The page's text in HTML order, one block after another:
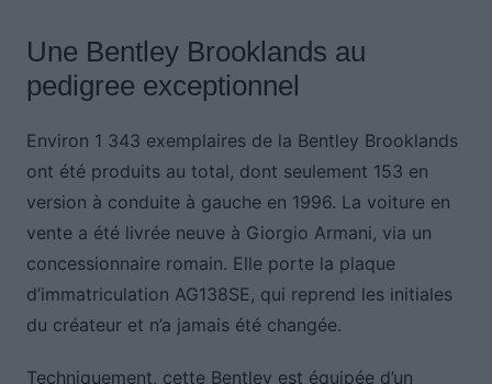
Une Bentley Brooklands au
pedigree exceptionnel
Environ 1 343 exemplaires de la Bentley Brooklands
ont été produits au total, dont seulement 153 en
version à conduite à gauche en 1996. La voiture en
vente a été livrée neuve à Giorgio Armani, via un
concessionnaire romain. Elle porte la plaque
d’immatriculation AG138SE, qui reprend les initiales
du créateur et n’a jamais été changée.
Techniquement, cette Bentley est équipée d’un